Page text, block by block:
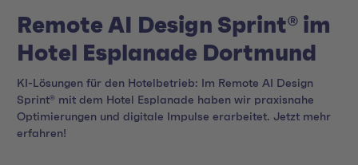
Remote AI Design Sprint® im
Hotel Esplanade Dortmund
KI-Lösungen für den Hotelbetrieb: Im Remote AI Design
Sprint® mit dem Hotel Esplanade haben wir praxisnahe
Optimierungen und digitale Impulse erarbeitet. Jetzt mehr
erfahren!